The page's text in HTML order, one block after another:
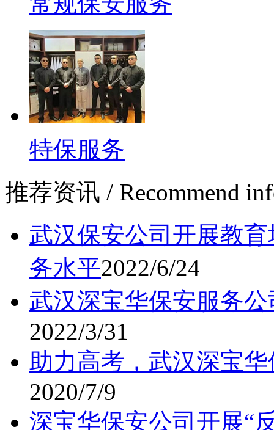
特保服务
推荐资讯 / Recommend
武汉保安公司开展教
务水平2022/6/24
武汉深宝华保安服务
2022/3/31
助力高考，武汉深宝
2020/7/9
深宝华保安公司开展“